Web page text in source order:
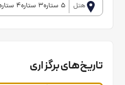
هتل 5 ستاره3 ستاره4 ستاره
تاریخ‌های برگزاری